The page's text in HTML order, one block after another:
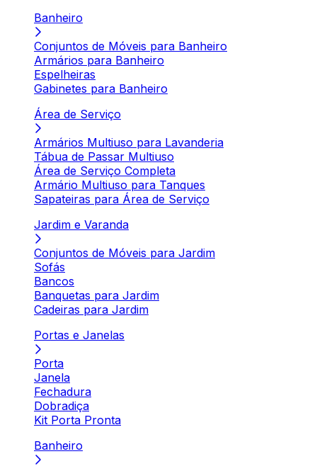
Banheiro
Conjuntos de Móveis para Banheiro
Armários para Banheiro
Espelheiras
Gabinetes para Banheiro
Área de Serviço
Armários Multiuso para Lavanderia
Tábua de Passar Multiuso
Área de Serviço Completa
Armário Multiuso para Tanques
Sapateiras para Área de Serviço
Jardim e Varanda
Conjuntos de Móveis para Jardim
Sofás
Bancos
Banquetas para Jardim
Cadeiras para Jardim
Portas e Janelas
Porta
Janela
Fechadura
Dobradiça
Kit Porta Pronta
Banheiro